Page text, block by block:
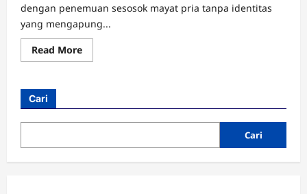
dengan penemuan sesosok mayat pria tanpa identitas
yang mengapung...
Read MoreRead
more
Sungai
Warga
Mayat
Tanpa
Cari
Cari